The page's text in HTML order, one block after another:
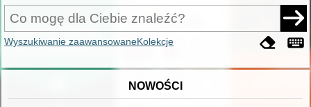
Wyszukiwanie zaawansowaneKolekcje
NOWOŚCI